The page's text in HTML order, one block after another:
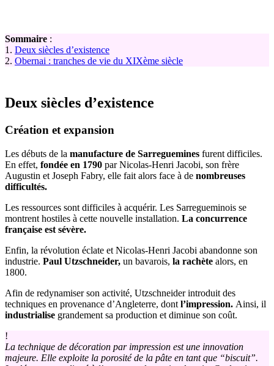
Sommaire :
1. Deux siècles d’existence
2. Obernai : tranches de vie du XIXème siècle
Deux siècles d’existence
Création et expansion
Les débuts de la manufacture de Sarreguemines furent difficiles.
En effet, fondée en 1790 par Nicolas-Henri Jacobi, son frère
Augustin et Joseph Fabry, elle fait alors face à de nombreuses
difficultés.
Les ressources sont difficiles à acquérir. Les Sarregueminois se
montrent hostiles à cette nouvelle installation. La concurrence
française est sévère.
Enfin, la révolution éclate et Nicolas-Henri Jacobi abandonne son
industrie. Paul Utzschneider, un bavarois, la rachète alors, en
1800.
Afin de redynamiser son activité, Utzschneider introduit des
techniques en provenance d’Angleterre, dont l’impression. Ainsi, il
industrialise grandement sa production et diminue son coût.
!
La technique de décoration par impression est une innovation
majeure. Elle exploite la porosité de la pâte en tant que “biscuit”.